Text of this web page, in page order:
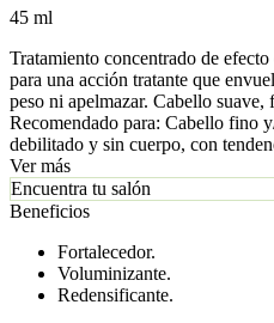
45 ml
Tratamiento concentrado de
para una acción tratante que
peso ni apelmazar. Cabello
Recomendado para: Cabello fino
debilitado y sin cuerpo, con
Ver más
Encuentra tu salón
Beneficios
Fortalecedor.
Voluminizante.
Redensificante.